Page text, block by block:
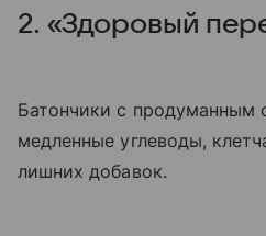
2. «Здоровый
Батончики с продуманным
медленные углеводы,
лишних добавок.